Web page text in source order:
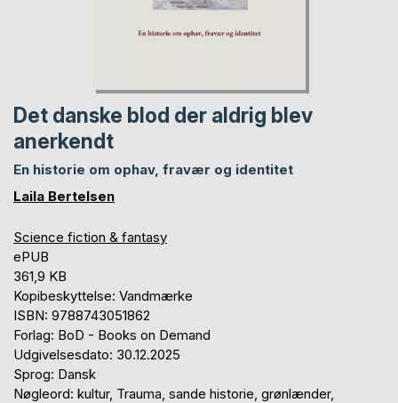
Det danske blod der aldrig blev
anerkendt
En historie om ophav, fravær og identitet
Laila Bertelsen
Science fiction & fantasy
ePUB
361,9 KB
Kopibeskyttelse: Vandmærke
ISBN: 9788743051862
Forlag: BoD - Books on Demand
Udgivelsesdato: 30.12.2025
Sprog: Dansk
Nøgleord: kultur, Trauma, sande historie, grønlænder,